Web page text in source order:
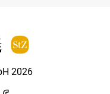
2026